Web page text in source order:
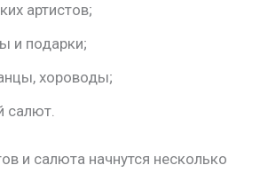
артистов;
и подарки;
хороводы;
салют.
и салюта начнутся несколько